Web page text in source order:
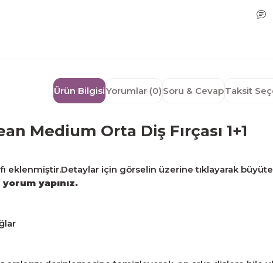
Ürün BilgisiYorumlar (0) Soru & CevapTaksit
Medium Orta Diş Fırçası 1+1
eklenmiştir.Detaylar için görselin üzerine tıklayarak
yapınız.